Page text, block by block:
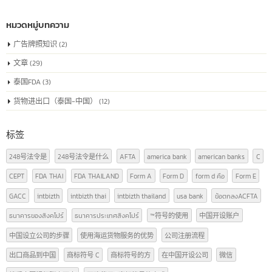
中国注册号或称为"统一社会信用代码"是为在中国注册的公司颁发的唯一
别号码，用于确认公司在商业和法律活动中的身份。该代码包含了公司
律地位、组织类型以及其他相关信息，是在中国合法经营业务所必需的。
read more
หมวดหมู่บทความ
广告牌照知识(2)
文章 (29)
泰国FDA(3)
货物进出口（泰国-中国）(12)
标签